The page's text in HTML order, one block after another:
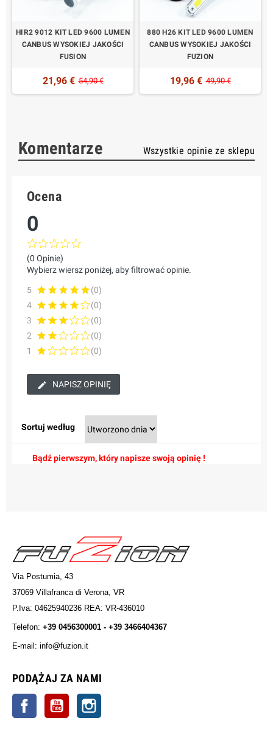
HIR2 9012 KIT LED 9600 LUMEN
CANBUS WYSOKIEJ JAKOŚCI
FUSION
21,96 € 54,90 €
880 H26 KIT LED 9600 LUMEN
CANBUS WYSOKIEJ JAKOŚCI
FUZION
19,96 € 49,90 €
Komentarze Wszystkie opinie ze sklepu
Ocena
0
(0 Opinie)
Wybierz wiersz poniżej, aby filtrować opinie.
5
(0)
4
(0)
3
(0)
2
(0)
1
(0)
NAPISZ OPINIĘ
Sortuj według
Bądź pierwszym, który napisze swoją opinię !
Via Postumia, 43
37069 Villafranca di Verona, VR
P.Iva: 04625940236 REA: VR-436010
Telefon: +39 0456300001 - +39 3466404367
E-mail: info@fuzion.it
PODĄŻAJ ZA NAMI
Facebook YouTube